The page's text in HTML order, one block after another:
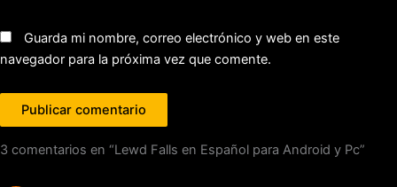
Guarda mi nombre, correo electrónico y web en este
navegador para la próxima vez que comente.
3 comentarios en “Lewd Falls en Español para Android y Pc”